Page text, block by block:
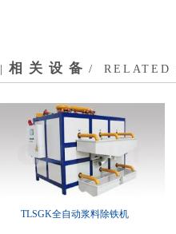
| 相关设备 / RELATED
TLSGK全自动浆料除铁机